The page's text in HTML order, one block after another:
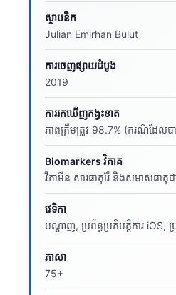
ស្ថាបនិក
Julian Emirhan Bulut
ការចេញផ្សាយដំបូង
2019
ការរកឃើញកង្វះខាត
ភាពត្រឹមត្រូវ 98.7% (ករណីដែលបា
Biomarkers វិភាគ
វីតាមីន សារធាតុរ៉ែ និងសមាសធាតុ
វេទិកា
បណ្តាញ, ប្រព័ន្ធប្រតិបត្តិការ iOS,
ភាសា
75+